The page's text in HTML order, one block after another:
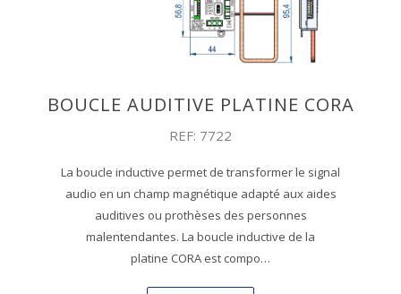
BOUCLE AUDITIVE PLATINE CORA
REF: 7722
La boucle inductive permet de transformer le signal
audio en un champ magnétique adapté aux aides
auditives ou prothèses des personnes
malentendantes. La boucle inductive de la
platine CORA est compo…